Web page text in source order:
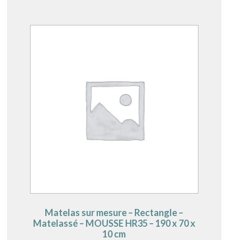
Matelas sur mesure – Rectangle –
Matelassé – MOUSSE HR35 – 190 x 70 x
10 cm